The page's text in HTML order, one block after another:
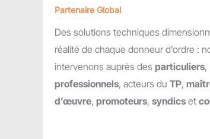
Partenaire Global
Des solutions techniques
réalité de chaque donneur d’ordre :
intervenons auprès des particuliers,
professionnels, acteurs du TP,
d’œuvre, promoteurs, syndics et